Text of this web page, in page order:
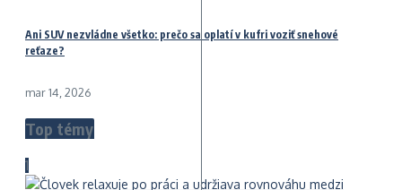
Ani SUV nezvládne všetko: prečo sa oplatí v kufri voziť snehové
reťaze?
mar 14, 2026
Top témy
1